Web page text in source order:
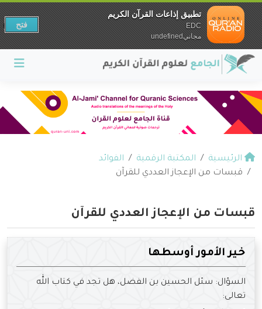
الرئيسية المكتبة الرقمية
الفوائد
قبسات من الإعجاز العددي للقرآن
قبسات من الإعجاز العددي للقرآن
خير الأمور أوسطها
السؤال: سئل الحسين بن الفضل، هل تجد في كتاب الله
تعالى:
تطبيق إذاعات القرآن الكريم
EDC
مجانيundefined
فتح